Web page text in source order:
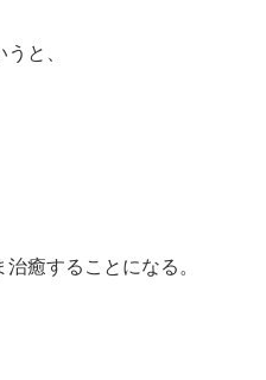
と、
癒することになる。